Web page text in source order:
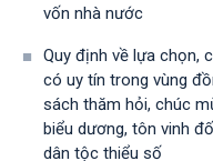
vốn nhà nước
Quy định về lựa chọn,
có uy tín trong vùng
sách thăm hỏi, chúc
biểu dương, tôn vinh
dân tộc thiểu số